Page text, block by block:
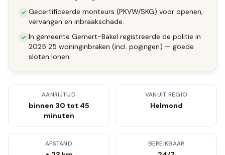
Gecertificeerde monteurs (PKVW/SKG) voor openen,
vervangen en inbraakschade.
In gemeente Gemert-Bakel registreerde de politie in
2025 25 woninginbraken (incl. pogingen) — goede
sloten lonen.
AANRIJTIJD
binnen 30 tot 45
minuten
VANUIT REGIO
Helmond
AFSTAND BEREIKBAAR